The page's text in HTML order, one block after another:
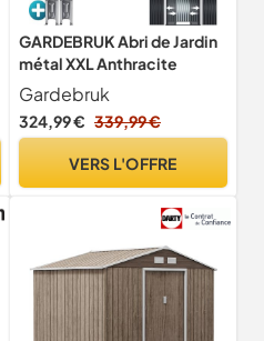
GARDEBRUK Abri de Jardin
métal XXL Anthracite
Gardebruk
324,99 € 339,99 €
VERS L'OFFRE